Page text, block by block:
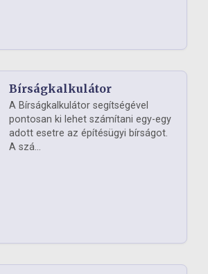
Bírságkalkulátor
A Bírságkalkulátor segítségével
pontosan ki lehet számítani egy-egy
adott esetre az építésügyi bírságot.
A szá...